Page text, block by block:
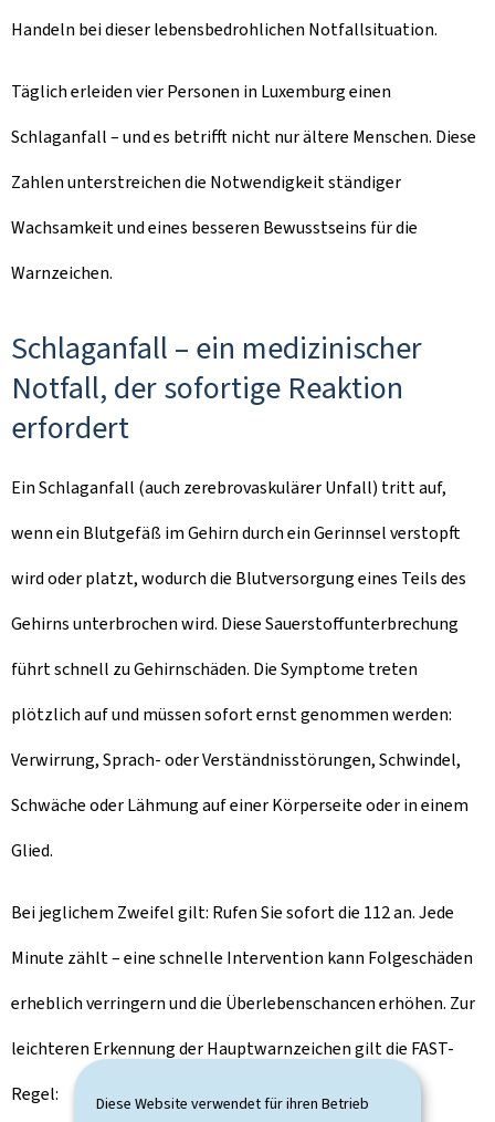
Diese Website verwendet für ihren Betrieb
Handeln bei dieser lebensbedrohlichen Notfallsituation.
Täglich erleiden vier Personen in Luxemburg einen
Schlaganfall – und es betrifft nicht nur ältere Menschen. Diese
Zahlen unterstreichen die Notwendigkeit ständiger
Wachsamkeit und eines besseren Bewusstseins für die
Warnzeichen.
Schlaganfall – ein medizinischer
Notfall, der sofortige Reaktion
erfordert
Ein Schlaganfall (auch zerebrovaskulärer Unfall) tritt auf,
wenn ein Blutgefäß im Gehirn durch ein Gerinnsel verstopft
wird oder platzt, wodurch die Blutversorgung eines Teils des
Gehirns unterbrochen wird. Diese Sauerstoffunterbrechung
führt schnell zu Gehirnschäden. Die Symptome treten
plötzlich auf und müssen sofort ernst genommen werden:
Verwirrung, Sprach- oder Verständnisstörungen, Schwindel,
Schwäche oder Lähmung auf einer Körperseite oder in einem
Glied.
Bei jeglichem Zweifel gilt: Rufen Sie sofort die 112 an. Jede
Minute zählt – eine schnelle Intervention kann Folgeschäden
erheblich verringern und die Überlebenschancen erhöhen. Zur
leichteren Erkennung der Hauptwarnzeichen gilt die FAST-
Regel: